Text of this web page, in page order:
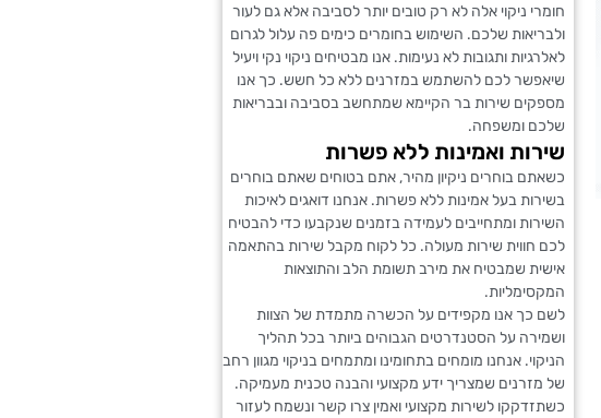
חומרי ניקוי אלה לא רק טובים יותר לסביבה אלא גם לעור
ולבריאות שלכם. השימוש בחומרים כימים פה עלול לגרום
לאלרגיות ותגובות לא נעימות. אנו מבטיחים ניקוי נקי ויעיל
שיאפשר לכם להשתמש במזרנים ללא כל חשש. כך אנו
מספקים שירות בר הקיימא שמתחשב בסביבה ובבריאות
שלכם ומשפחה.
שירות ואמינות ללא פשרות
כשאתם בוחרים ניקיון מהיר, אתם בטוחים שאתם בוחרים
בשירות בעל אמינות ללא פשרות. אנחנו דואגים לאיכות
השירות ומתחייבים לעמידה בזמנים שנקבעו כדי להבטיח
לכם חווית שירות מעולה. כל לקוח מקבל שירות בהתאמה
אישית שמבטיח את מירב תשומת הלב והתוצאות
המקסימליות.
לשם כך אנו מקפידים על הכשרה מתמדת של הצוות
ושמירה על הסטנדרטים הגבוהים ביותר בכל תהליך
הניקוי. אנחנו מומחים בתחומינו ומתמחים בניקוי מגוון רחב
של מזרנים שמצריך ידע מקצועי והבנה טכנית מעמיקה.
כשתזדקקו לשירות מקצועי ואמין צרו קשר ונשמח לעזור